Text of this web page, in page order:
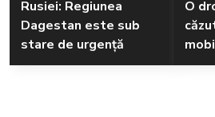
Rusiei: Regiunea
Dagestan este sub
stare de urgență
O